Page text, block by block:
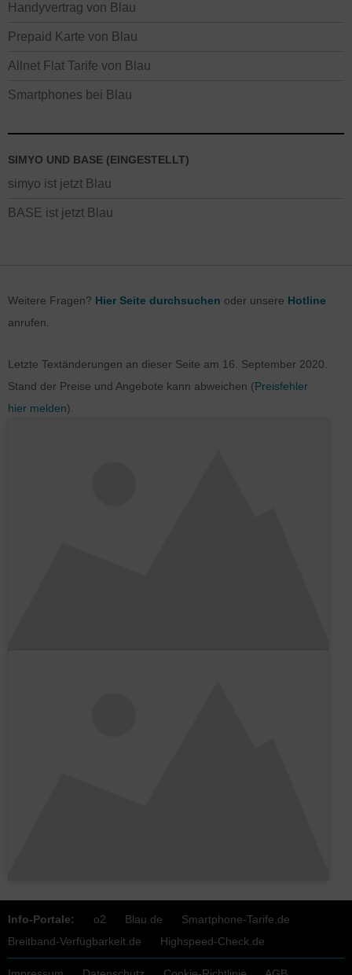
Handyvertrag von Blau
Prepaid Karte von Blau
Allnet Flat Tarife von Blau
Smartphones bei Blau
SIMYO UND BASE (EINGESTELLT)
simyo ist jetzt Blau
BASE ist jetzt Blau
Weitere Fragen? Hier Seite durchsuchen oder unsere Hotline
anrufen.
Letzte Textänderungen an dieser Seite am 16. September 2020
Stand der Preise und Angebote kann abweichen (Preisfehler
hier melden).
Info-Portale: o2 Blau.de
Smartphone-Tarife.de
Breitband-Verfügbarkeit.de
Highspeed-Check.de